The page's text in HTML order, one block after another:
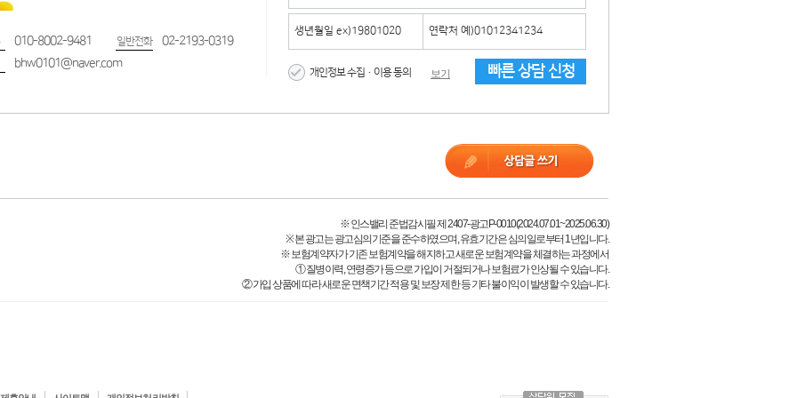
010-8002-9481 일반전화 02-2193-0319
bhw0101@naver.com
개인정보 수집·이용 동의 보기 빠른 상담 신청
※ 인스밸리 준법감시필 제 2407-광고P-0010(2024.07.01~2025.06.30)
※ 본 광고는 광고심의기준을 준수하였으며, 유효기간은 심의일로부터 1년입니다.
※ 보험계약자가 기존 보험계약을 해지하고 새로운 보험계약을 체결하는 과정에서
① 질병이력, 연령증가 등으로 가입이 거절되거나 보험료가 인상될 수 있습니다.
② 가입 상품에 따라 새로운 면책기간 적용 및 보장 제한 등 기타 불이익이 발생할 수 있습니다.